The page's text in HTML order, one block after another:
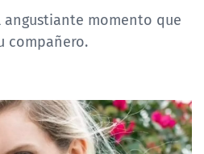
momento que
compañero.